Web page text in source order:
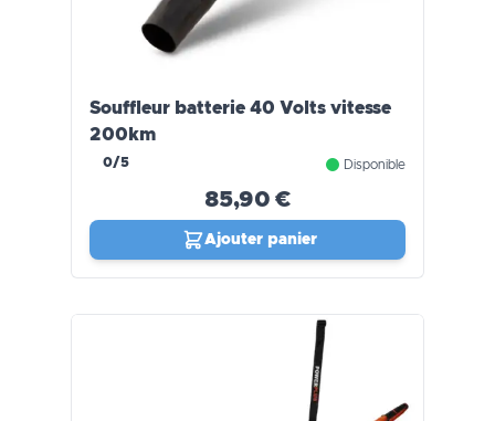
Souffleur batterie 40 Volts vitesse
200km
0/5 Disponible
85,90 €
Ajouter panier